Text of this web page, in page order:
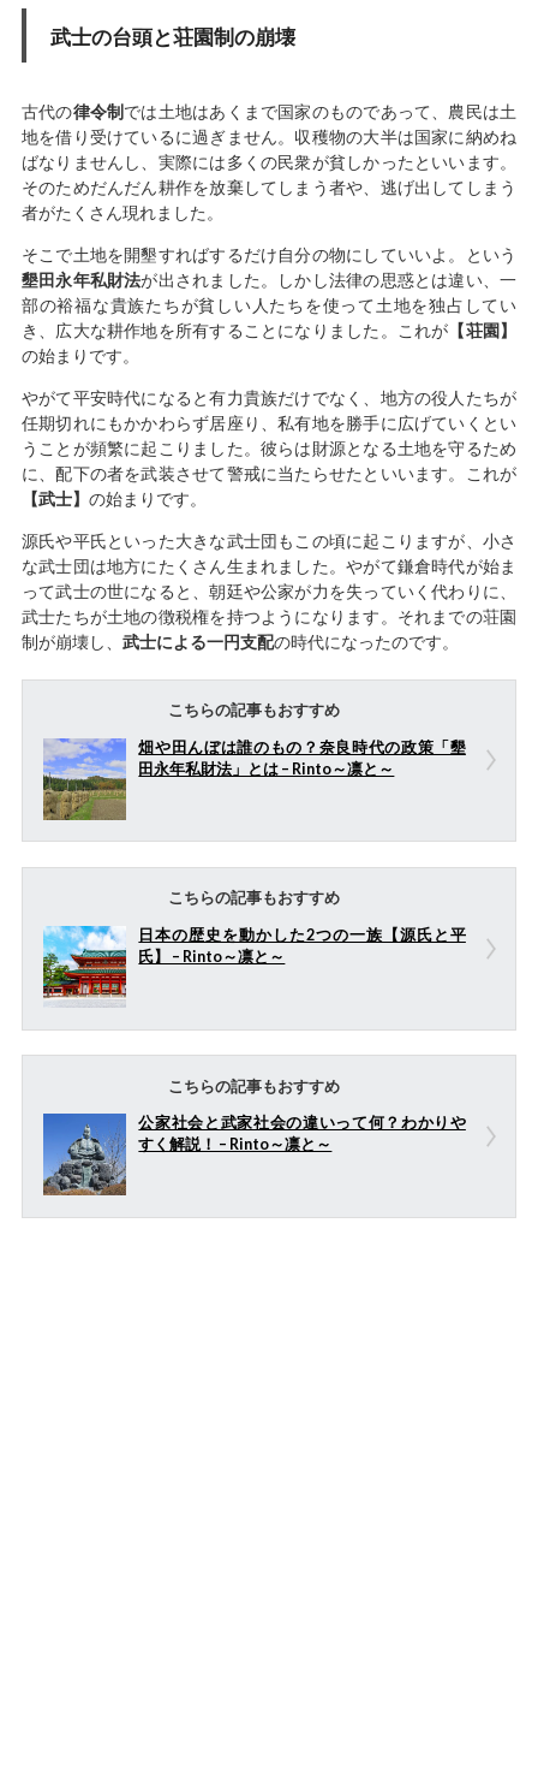
武士の台頭と荘園制の崩壊
古代の律令制では土地はあくまで国家のものであって、農民は土
地を借り受けているに過ぎません。収穫物の大半は国家に納めね
ばなりませんし、実際には多くの民衆が貧しかったといいます。
そのためだんだん耕作を放棄してしまう者や、逃げ出してしまう
者がたくさん現れました。
そこで土地を開墾すればするだけ自分の物にしていいよ。という
墾田永年私財法が出されました。しかし法律の思惑とは違い、一
部の裕福な貴族たちが貧しい人たちを使って土地を独占してい
き、広大な耕作地を所有することになりました。これが 【荘園】
の始まりです。
やがて平安時代になると有力貴族だけでなく、地方の役人たちが
任期切れにもかかわらず居座り、私有地を勝手に広げていくとい
うことが頻繁に起こりました。彼らは財源となる土地を守るため
に、配下の者を武装させて警戒に当たらせたといいます。これが
【武士】 の始まりです。
源氏や平氏といった大きな武士団もこの頃に起こりますが、小さ
な武士団は地方にたくさん生まれました。やがて鎌倉時代が始ま
って武士の世になると、朝廷や公家が力を失っていく代わりに、
武士たちが土地の徴税権を持つようになります。それまでの荘園
制が崩壊し、 武士による一円支配の時代になったのです。
こちらの記事もおすすめ
畑や田んぼは誰のもの？奈良時代の政策「墾
田永年私財法」とは – Rinto～凛と～
こちらの記事もおすすめ
日本の歴史を動かした2つの一族【源氏と平
氏】 – Rinto～凛と～
こちらの記事もおすすめ
公家社会と武家社会の違いって何？わかりや
すく解説！ – Rinto～凛と～